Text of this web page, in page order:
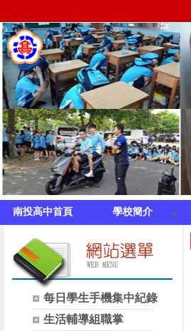
南投高中首頁 學校簡介
每日學生手機集中紀錄
生活輔導組職掌